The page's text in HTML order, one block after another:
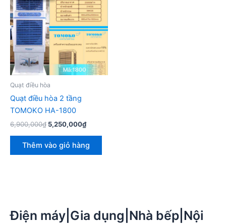
Quạt điều hòa
Quạt điều hòa 2 tầng
TOMOKO HA-1800
6,900,000₫ Giá
là:
6,900,000₫.
5,250,000₫Giá
là:
Thêm vào giỏ hàng
Điện máy|Gia dụng|Nhà bếp|Nội